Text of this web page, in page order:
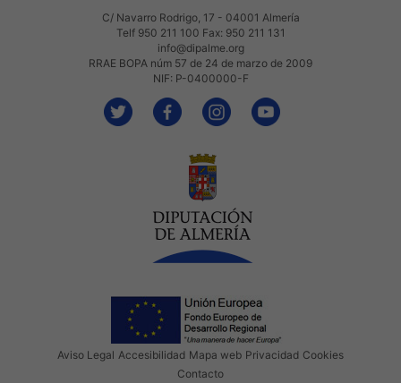
C/ Navarro Rodrigo, 17 - 04001 Almería
Telf 950 211 100 Fax: 950 211 131
info@dipalme.org
RRAE BOPA núm 57 de 24 de marzo de 2009
NIF: P-0400000-F
Aviso Legal Accesibilidad Mapa web Privacidad Cookies
Contacto